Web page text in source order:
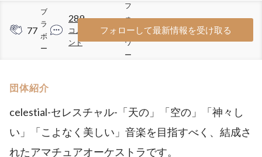
77
ブ
ラ
ボ
ー
289
コメ
ント
872
フ
ォ
ロ
ワ
ー
フォローして最新情報を受け取る
団体紹介
celestial-セレスチャル-「天の」「空の」「神々し
い」「こよなく美しい」音楽を目指すべく、結成さ
れたアマチュアオーケストラです。